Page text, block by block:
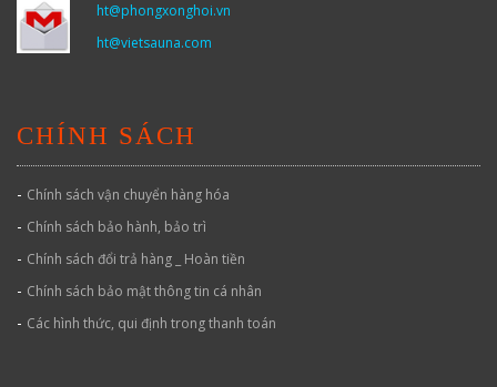
ht@phongxonghoi.vn
ht@vietsauna.com
CHÍNH SÁCH
- Chính sách vận chuyển hàng hóa
- Chính sách bảo hành, bảo trì
- Chính sách đổi trả hàng _ Hoàn tiền
- Chính sách bảo mật thông tin cá nhân
- Các hình thức, qui định trong thanh toán